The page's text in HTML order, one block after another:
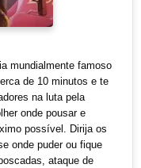
mundialmente famoso
de 10 minutos e te
na luta pela
onde pousar e
possível. Dirija os
onde puder ou fique
ataque de